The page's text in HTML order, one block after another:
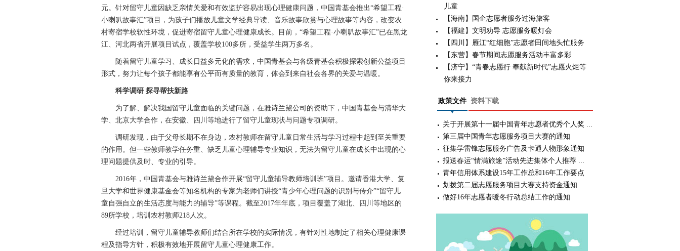
元。针对留守儿童因缺乏亲情关爱和有效监护容易出现心理健康问题，中国青基会推出“希望工程·
小喇叭故事汇”项目，为孩子们播放儿童文学经典导读、音乐故事欣赏与心理故事等内容，改变农
村寄宿学校软性环境，促进寄宿留守儿童心理健康成长。目前，“希望工程·小喇叭故事汇”已在黑龙
江、河北两省开展项目试点，覆盖学校100多所，受益学生两万多名。
随着留守儿童学习、成长日益多元化的需求，中国青基会与各级青基会积极探索创新公益项目
形式，努力让每个孩子都能享有公平而有质量的教育，体会到来自社会各界的关爱与温暖。
科学调研 探寻帮扶新路
为了解、解决我国留守儿童面临的关键问题，在雅诗兰黛公司的资助下，中国青基会与清华大
学、北京大学合作，在安徽、四川等地进行了留守儿童现状与问题专项调研。
调研发现，由于父母长期不在身边，农村教师在留守儿童日常生活与学习过程中起到至关重要
的作用。但一些教师教学任务重、缺乏儿童心理辅导专业知识，无法为留守儿童在成长中出现的心
理问题提供及时、专业的引导。
2016年，中国青基会与雅诗兰黛合作开展“留守儿童辅导教师培训班”项目。邀请香港大学、复
旦大学和世界健康基金会等知名机构的专家为老师们讲授“青少年心理问题的识别与传介”“留守儿
童自强自立的生活态度与能力的辅导”等课程。截至2017年年底，项目覆盖了湖北、四川等地区的
89所学校，培训农村教师218人次。
经过培训，留守儿童辅导教师们结合所在学校的实际情况，有针对性地制定了相关心理健康课
程及指导方针，积极有效地开展留守儿童心理健康工作。
儿童
【海南】国企志愿者服务过海旅客
【福建】文明劝导 志愿服务暖灯会
【四川】雁江“红细胞”志愿者田间地头忙服务
【东营】春节期间志愿服务活动丰富多彩
【济宁】“青春志愿行 奉献新时代”志愿火炬等
你来接力
政策文件 资料下载
关于开展第十一届中国青年志愿者优秀个人奖 ...
第三届中国青年志愿服务项目大赛的通知
征集学雷锋志愿服务广告及卡通人物形象通知
报送春运“情满旅途”活动先进集体个人推荐 ...
青年信用体系建设15年工作总和16年工作要点
划拨第二届志愿服务项目大赛支持资金通知
做好16年志愿者暖冬行动总结工作的通知